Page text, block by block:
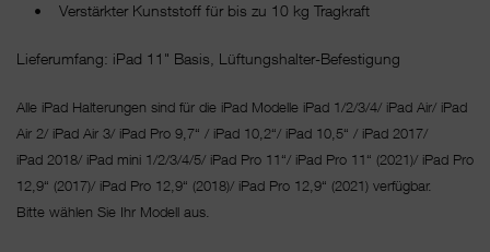
• Verstärkter Kunststoff für bis zu 10 kg Tragkraft
Lieferumfang: iPad 11" Basis, Lüftungshalter-Befestigung
Alle iPad Halterungen sind für die iPad Modelle iPad 1/2/3/4/ iPad Air/ iPad
Air 2/ iPad Air 3/ iPad Pro 9,7“ / iPad 10,2“/ iPad 10,5“ / iPad 2017/
iPad 2018/ iPad mini 1/2/3/4/5/ iPad Pro 11“/ iPad Pro 11“ (2021)/ iPad Pro
12,9“ (2017)/ iPad Pro 12,9“ (2018)/ iPad Pro 12,9“ (2021) verfügbar.
Bitte wählen Sie Ihr Modell aus.